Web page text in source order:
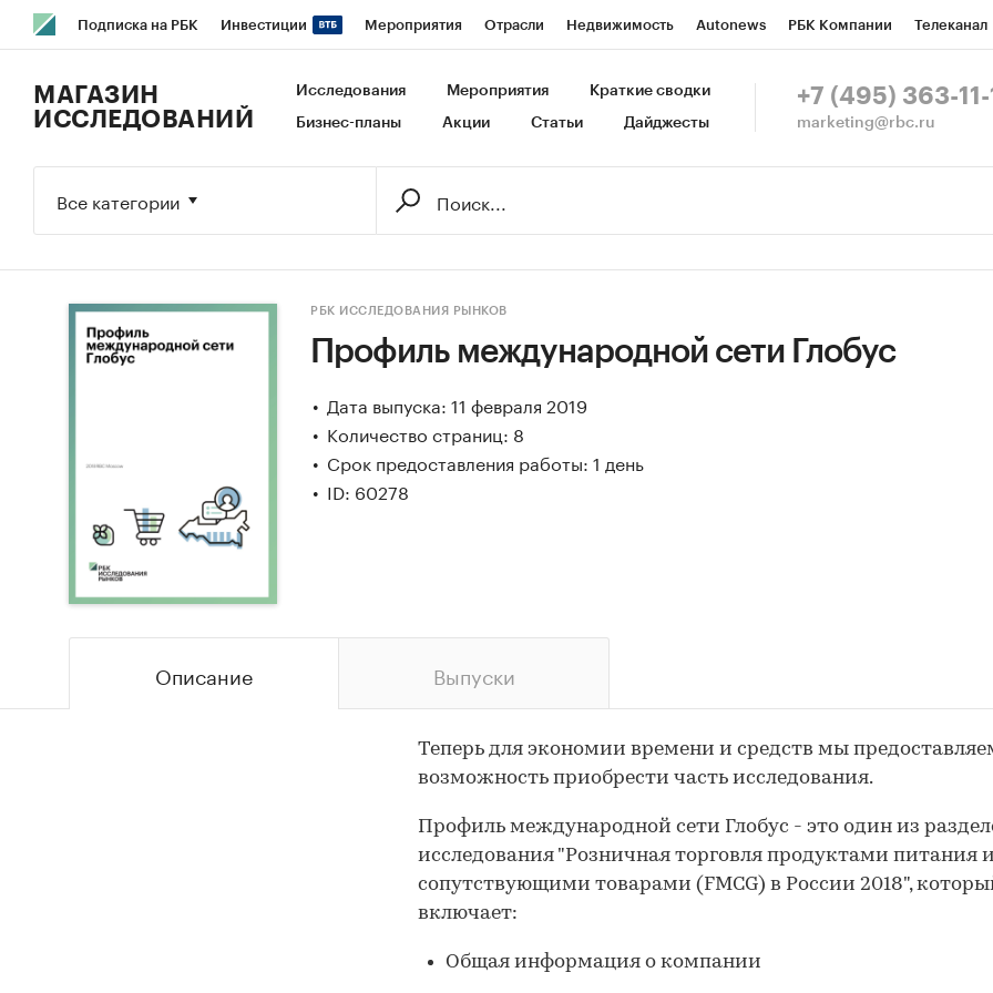
Подписка на РБК Инвестиции Мероприятия Отрасли Недвижимость Autonews РБК Компании Телеканал
Исследования Кредитные рейтинги Франшизы Газета Спецпроекты СПб Конференции СПб Спецпроекты
МАГАЗИН
ИССЛЕДОВАНИЙ
Исследования Мероприятия Краткие сводки
Бизнес-планы Акции Статьи Дайджесты
+7 (495) 363-11-
marketing@rbc.ru
Все категории
РБК ИССЛЕДОВАНИЯ РЫНКОВ
Профиль международной сети Глобус
Дата выпуска: 11 февраля 2019
Количество страниц: 8
Срок предоставления работы: 1 день
ID: 60278
Описание Выпуски
Теперь для экономии времени и средств мы
возможность приобрести часть исследования.
Профиль международной сети Глобус - это один из
исследования "Розничная торговля продуктами питания и
сопутствующими товарами (FMCG) в России 2018",
включает:
Общая информация о компании